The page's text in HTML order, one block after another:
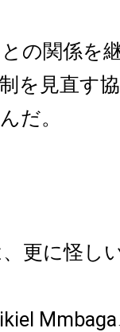
の関係を
を見直す
だ。
更に怪し